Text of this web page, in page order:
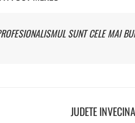
SUNT CELE MAI
JUDETE